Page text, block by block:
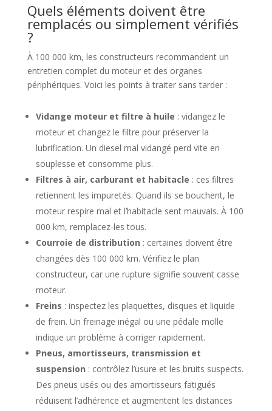
Quels éléments doivent être
remplacés ou simplement vérifiés
?
À 100 000 km, les constructeurs recommandent un
entretien complet du moteur et des organes
périphériques. Voici les points à traiter sans tarder :
Vidange moteur et filtre à huile : vidangez le
moteur et changez le filtre pour préserver la
lubrification. Un diesel mal vidangé perd vite en
souplesse et consomme plus.
Filtres à air, carburant et habitacle : ces filtres
retiennent les impuretés. Quand ils se bouchent, le
moteur respire mal et l’habitacle sent mauvais. À 100
000 km, remplacez-les tous.
Courroie de distribution : certaines doivent être
changées dès 100 000 km. Vérifiez le plan
constructeur, car une rupture signifie souvent casse
moteur.
Freins : inspectez les plaquettes, disques et liquide
de frein. Un freinage inégal ou une pédale molle
indique un problème à corriger rapidement.
Pneus, amortisseurs, transmission et
suspension : contrôlez l’usure et les bruits suspects.
Des pneus usés ou des amortisseurs fatigués
réduisent l’adhérence et augmentent les distances